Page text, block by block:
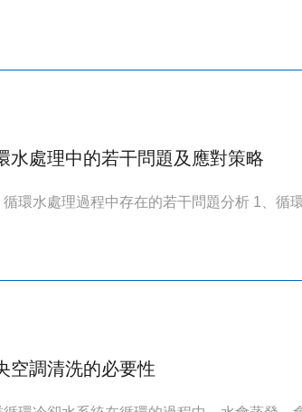
水處理中的若干問題及應對策略
循環水處理過程中存在的若干問題分析 1、循
空調清洗的必要性